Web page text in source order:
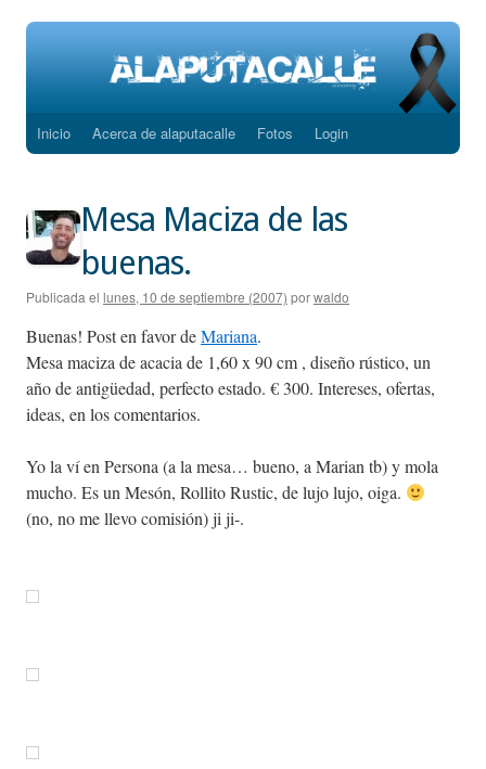
Saltar
contenido
Inicio Acerca de alaputacalle Fotos Login
Mesa Maciza de las
buenas.
Publicada el lunes, 10 de septiembre (2007) porwaldo
Buenas! Post en favor deMariana.
Mesa maciza de acacia de 1,60 x 90 cm , diseño rústico, un
año de antigüedad, perfecto estado. € 300. Intereses, ofertas,
ideas, en los comentarios.
Yo la ví en Persona (a la mesa… bueno, a Marian tb) y mola
mucho. Es un Mesón, Rollito Rustic, de lujo lujo, oiga.
(no, no me llevo comisión) ji ji-.